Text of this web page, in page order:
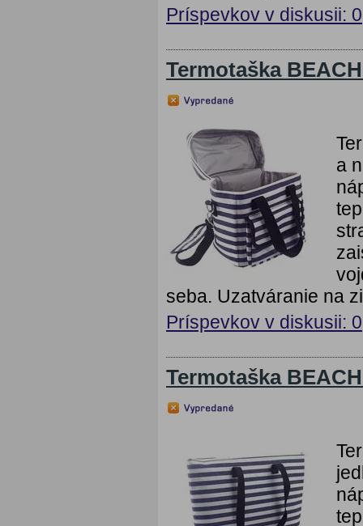
Príspevkov v diskusii: 0
Termotaška
a
seba. Uzatváranie na
Príspevkov v diskusii: 0
Termotaška